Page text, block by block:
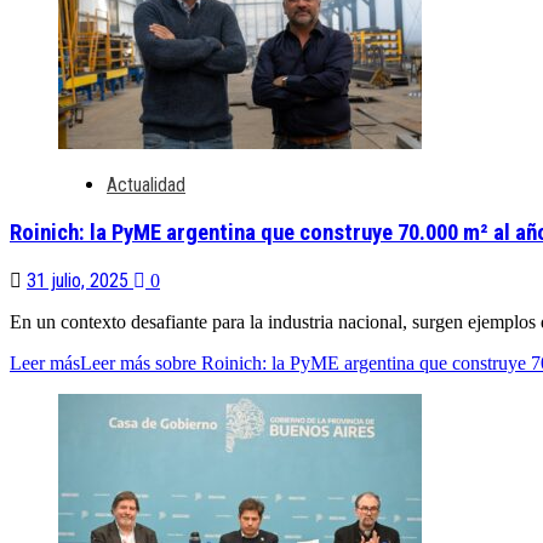
Actualidad
Roinich: la PyME argentina que construye 70.000 m² al
31 julio, 2025
0
En un contexto desafiante para la industria nacional, surgen
Leer másLeer más sobre Roinich: la PyME argentina que construye